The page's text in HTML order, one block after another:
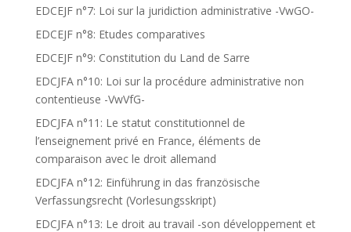
EDCEJF n°7: Loi sur la juridiction administrative -VwGO-
EDCEJF n°8: Etudes comparatives
EDCEJF n°9: Constitution du Land de Sarre
EDCJFA n°10: Loi sur la procédure administrative non
contentieuse -VwVfG-
EDCJFA n°11: Le statut constitutionnel de
l’enseignement privé en France, éléments de
comparaison avec le droit allemand
EDCJFA n°12: Einführung in das französische
Verfassungsrecht (Vorlesungsskript)
EDCJFA n°13: Le droit au travail -son développement et